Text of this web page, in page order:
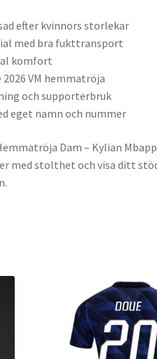
efter kvinnors storlekar
med bra fukttransport
komfort
VM hemmatröja
och supporterbruk
eget namn och nummer
Dam – Kylian
med stolthet och visa ditt